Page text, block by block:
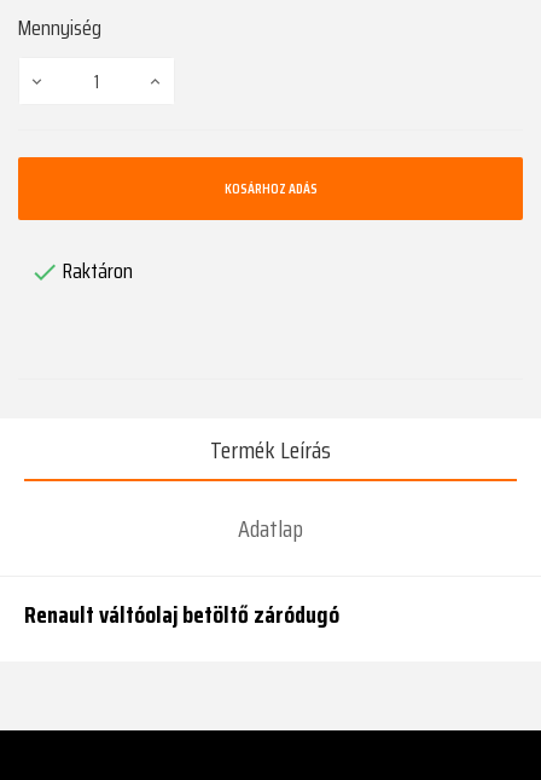
Mennyiség
KOSÁRHOZ ADÁS
 Raktáron
Termék Leírás
Adatlap
Renault váltóolaj betöltő záródugó